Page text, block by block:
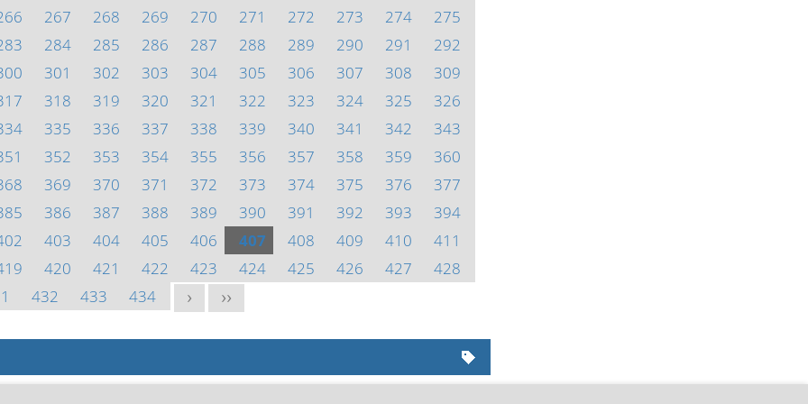
267 268 269 270 271 272 273 274
275
284 285 286 287 288 289 290 291
292
301 302 303 304 305 306 307 308
309
318 319 320 321 322 323 324 325
326
335 336 337 338 339 340 341 342
343
352 353 354 355 356 357 358 359
360
369 370 371 372 373 374 375 376
377
386 387 388 389 390 391 392 393
394
403 404 405 406 407 408 409 410
411
420 421 422 423 424 425 426 427
428
432 433 434 > >>